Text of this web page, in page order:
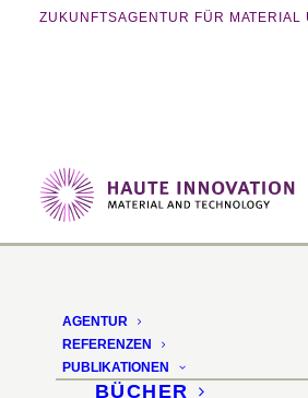
ZUKUNFTSAGENTUR FÜR MATERIAL
AGENTUR
REFERENZEN
PUBLIKATIONEN
BÜCHER
Home Magazin
Energie
Algenfassade
Algenfassade